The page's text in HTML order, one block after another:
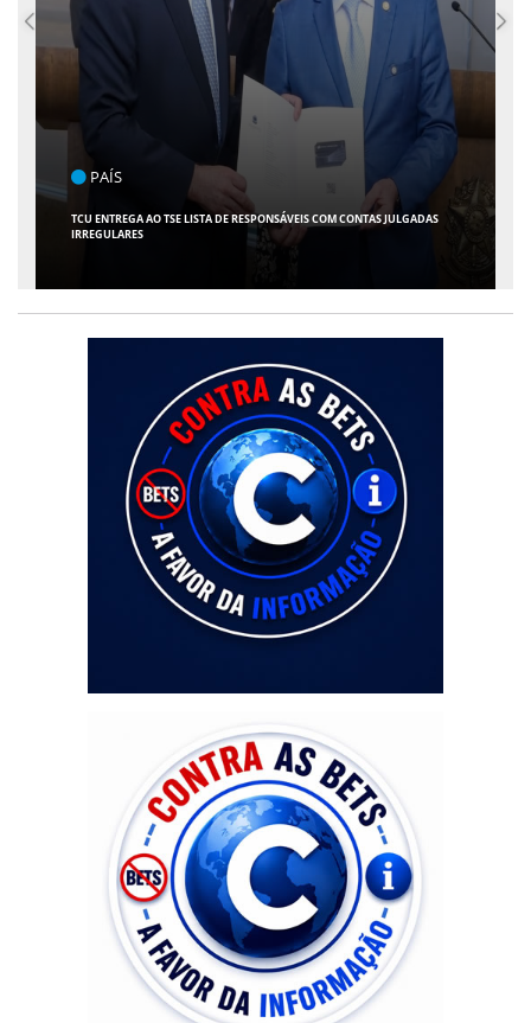
ENTRETENIMENTO
ARACAJU RECEBE ESPETÁCULO INFANTIL "SPIDEY E SEUS AMIGOS" COM
AVENTURA AO VIVO NO TEATRO ATHENEU